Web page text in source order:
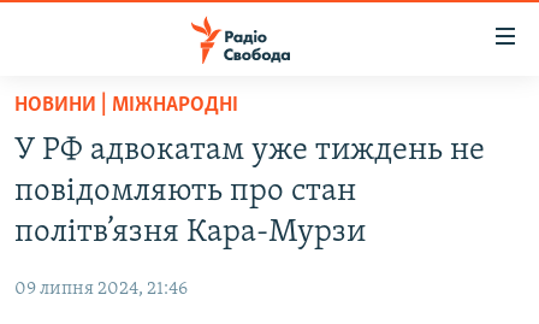
Перейти
основного
матеріалу
Перейти
до
основної
ВСЕ ЗА ДОБУ
СТАТТІ
РОСІЙСЬКА «ФІЛЬТРАЦІЯ»
НОВИНИ | МІЖНАРОДНІ
У РФ адвокатам уже тиждень не
повідомляють про стан
політв’язня Кара-Мурзи
09 липня 2024, 21:46